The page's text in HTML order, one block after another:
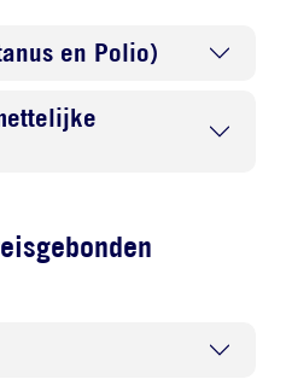
en Polio)